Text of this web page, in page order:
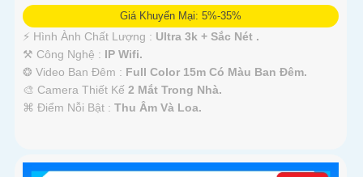
Giá Khuyến Mại: 5%-35%
️⚡ Hình Ành Chất Lượng : Ultra 3k + Sắc Nét .
⚒ Công Nghệ : IP Wifi.
❂ Video Ban Đêm : Full Color 15m Có Màu Ban Ðêm.
🎨 Camera Thiết Kế 2 Mắt Trong Nhà.
️⌘ Điểm Nỗi Bật : Thu Âm Và Loa.